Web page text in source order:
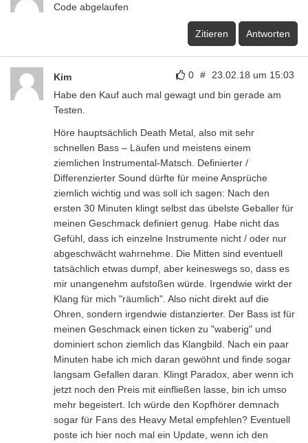
Code abgelaufen
Zitieren Antworten
0 # 23.02.18 um 15:03
Kim
Habe den Kauf auch mal gewagt und bin gerade am
Testen.
Höre hauptsächlich Death Metal, also mit sehr
schnellen Bass – Läufen und meistens einem
ziemlichen Instrumental-Matsch. Definierter /
Differenzierter Sound dürfte für meine Ansprüche
ziemlich wichtig und was soll ich sagen: Nach den
ersten 30 Minuten klingt selbst das übelste Geballer für
meinen Geschmack definiert genug. Habe nicht das
Gefühl, dass ich einzelne Instrumente nicht / oder nur
abgeschwächt wahrnehme. Die Mitten sind eventuell
tatsächlich etwas dumpf, aber keineswegs so, dass es
mir unangenehm aufstoßen würde. Irgendwie wirkt der
Klang für mich "räumlich". Also nicht direkt auf die
Ohren, sondern irgendwie distanzierter. Der Bass ist für
meinen Geschmack einen ticken zu "waberig" und
dominiert schon ziemlich das Klangbild. Nach ein paar
Minuten habe ich mich daran gewöhnt und finde sogar
langsam Gefallen daran. Klingt Paradox, aber wenn ich
jetzt noch den Preis mit einfließen lasse, bin ich umso
mehr begeistert. Ich würde den Kopfhörer demnach
sogar für Fans des Heavy Metal empfehlen? Eventuell
poste ich hier noch mal ein Update, wenn ich den